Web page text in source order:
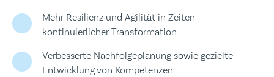
Mehr Resilienz und Agilität in Zeiten
kontinuierlicher Transformation
Verbesserte Nachfolgeplanung sowie gezielte
Entwicklung von Kompetenzen